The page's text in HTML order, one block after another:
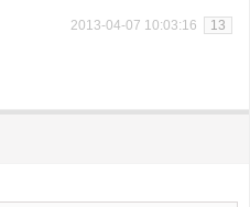
2013-04-07 10:03:16 13